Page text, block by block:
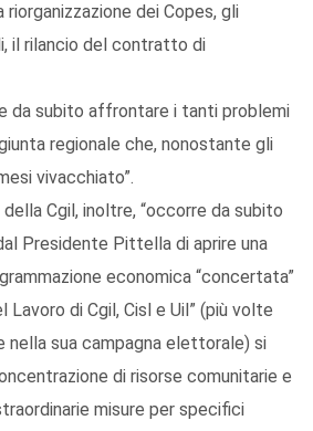
riorganizzazione dei Copes, gli
il rilancio del contratto di
da subito affrontare i tanti problemi
regionale che, nonostante gli
vivacchiato”.
Cgil, inoltre, “occorre da subito
Presidente Pittella di aprire una
economica “concertata”
Lavoro di Cgil, Cisl e Uil” (più volte
nella sua campagna elettorale) si
di risorse comunitarie e
misure per specifici